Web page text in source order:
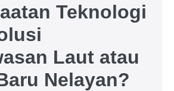
Teknologi
Laut atau
Nelayan?